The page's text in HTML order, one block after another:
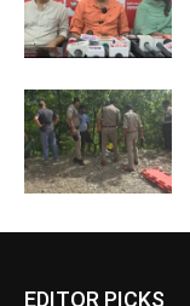
EDITOR PICKS